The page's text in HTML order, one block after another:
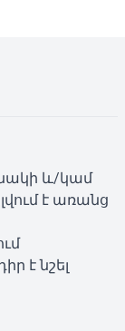
և/կամ
է առանց
է նշել